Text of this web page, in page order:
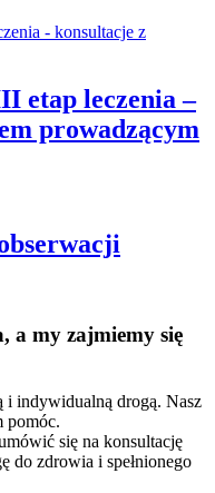
etap leczenia –
prowadzącym
a my zajmiemy się
i indywidualną drogą. Nasz
pomóc.
się na konsultację
do zdrowia i spełnionego